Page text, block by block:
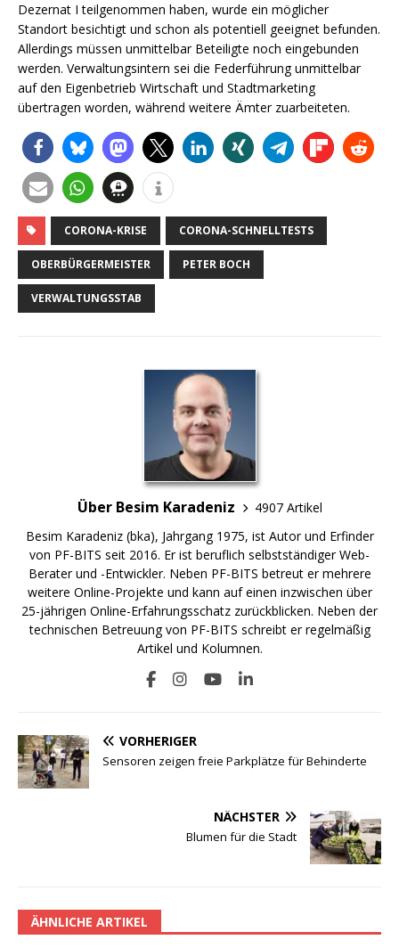
Dezernat I teilgenommen haben, wurde ein möglicher
Standort besichtigt und schon als potentiell geeignet befunden.
Allerdings müssen unmittelbar Beteiligte noch eingebunden
werden. Verwaltungsintern sei die Federführung unmittelbar
auf den Eigenbetrieb Wirtschaft und Stadtmarketing
übertragen worden, während weitere Ämter zuarbeiteten.
CORONA-KRISE CORONA-SCHNELLTESTS
OBERBÜRGERMEISTER PETER BOCH
VERWALTUNGSSTAB
Über Besim Karadeniz
4907 Artikel
Besim Karadeniz (bka), Jahrgang 1975, ist Autor und Erfinder
von PF-BITS seit 2016. Er ist beruflich selbstständiger Web-
Berater und -Entwickler. Neben PF-BITS betreut er mehrere
weitere Online-Projekte und kann auf einen inzwischen über
25-jährigen Online-Erfahrungsschatz zurückblicken. Neben der
technischen Betreuung von PF-BITS schreibt er regelmäßig
Artikel und Kolumnen.
VORHERIGER
Sensoren zeigen freie Parkplätze für Behinderte
NÄCHSTER
Blumen für die Stadt
ÄHNLICHE ARTIKEL